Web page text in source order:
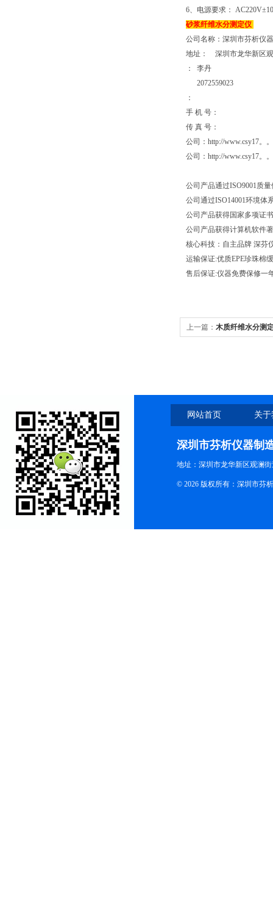
6、电源要求：
砂浆纤维水分测定仪
公司名称：深圳市芬析仪
地址： 深圳市龙华新区
： 李丹
2072559023
：
手 机 号：
传 真 号
公司：http://www.csy17。
公司：http://
公司产品通过ISO9001质
公司通过ISO14001
公司产品获得国家多项证书
公司产品获得计算机软件
核心科技：自主品牌 深芬
运输保证:优质EPE珍珠棉
售后保证:仪器免费保修一
上一篇： 木质纤维水分测
网站首页 关
深圳市芬析仪器制
地址：深圳市龙华新区观澜
© 2026 版权所有：深圳市芬